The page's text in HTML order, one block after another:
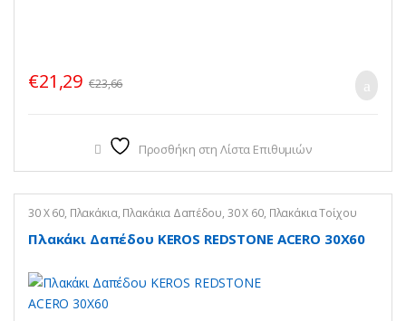
€21,29 €23,66
Προσθήκη στη Λίστα Επιθυμιών
30 X 60, Πλακάκια, Πλακάκια Δαπέδου, 30 Χ 60, Πλακάκια Τοίχου
Πλακάκι Δαπέδου KEROS REDSTONE ACERO 30X60